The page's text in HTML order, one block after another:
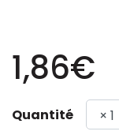
1,86€
Quantité